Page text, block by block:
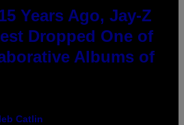
Years Ago, Jay-Z
Dropped One of
Albums of
Catlin